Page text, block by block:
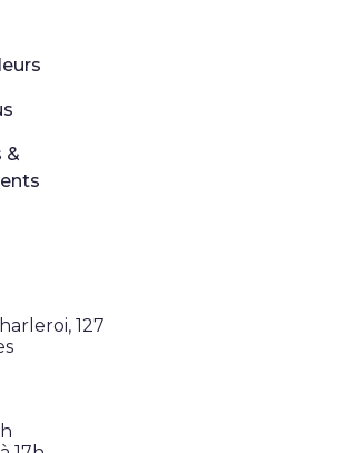
&
127